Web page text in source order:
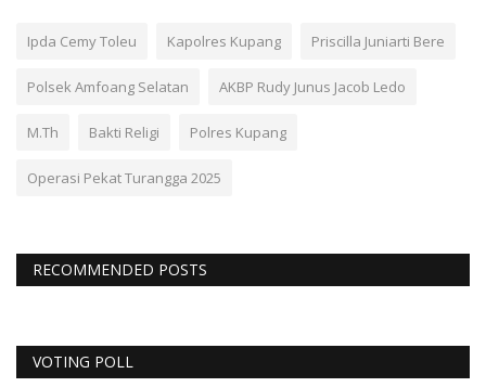
Ipda Cemy Toleu Kapolres Kupang Priscilla Juniarti Bere
Polsek Amfoang Selatan AKBP Rudy Junus Jacob Ledo
M.Th Bakti Religi Polres Kupang
Operasi Pekat Turangga 2025
RECOMMENDED POSTS
VOTING POLL